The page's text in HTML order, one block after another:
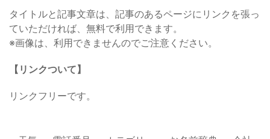
タイトルと記事文章は、記事のあるページにリンクを張っ
ていただければ、無料で利用できます。
※画像は、利用できませんのでご注意ください。
【リンクついて】
リンクフリーです。